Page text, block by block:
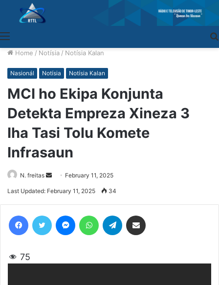
Home / Notísia / Notísia Kalan
Nasionál Notísia Notísia Kalan
MCI ho Ekipa Konjunta
Detekta Empreza Xineza 3
Iha Tasi Tolu Komete
Infrasaun
N. freitas
Send
an
February 11, 2025
Last Updated: February 11, 2025 34
75